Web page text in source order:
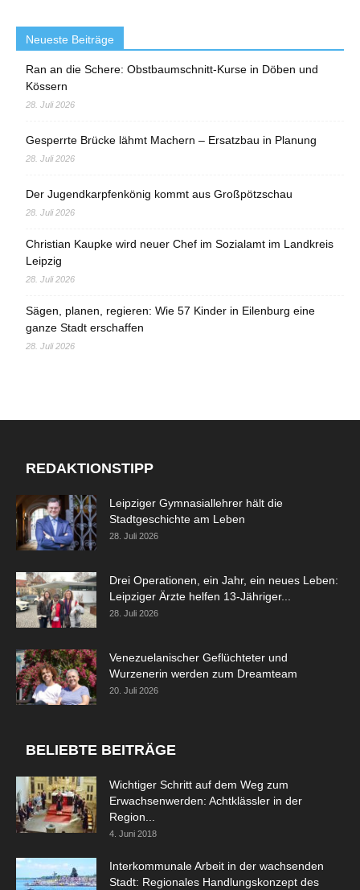
Neueste Beiträge
Ran an die Schere: Obstbaumschnitt-Kurse in Döben und
Kössern
28. Juli 2026
Gesperrte Brücke lähmt Machern – Ersatzbau in Planung
28. Juli 2026
Der Jugendkarpfenkönig kommt aus Großpötzschau
28. Juli 2026
Christian Kaupke wird neuer Chef im Sozialamt im Landkreis
Leipzig
28. Juli 2026
Sägen, planen, regieren: Wie 57 Kinder in Eilenburg eine
ganze Stadt erschaffen
28. Juli 2026
REDAKTIONSTIPP
Leipziger Gymnasiallehrer hält die
Stadtgeschichte am Leben
28. Juli 2026
Drei Operationen, ein Jahr, ein neues Leben:
Leipziger Ärzte helfen 13-Jähriger...
28. Juli 2026
Venezuelanischer Geflüchteter und
Wurzenerin werden zum Dreamteam
20. Juli 2026
BELIEBTE BEITRÄGE
Wichtiger Schritt auf dem Weg zum
Erwachsenwerden: Achtklässler in der
Region...
4. Juni 2018
Interkommunale Arbeit in der wachsenden
Stadt: Regionales Handlungskonzept des